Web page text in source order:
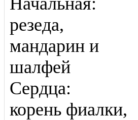
резеда,
мандарин и
шалфей
Сердца:
корень фиалки,